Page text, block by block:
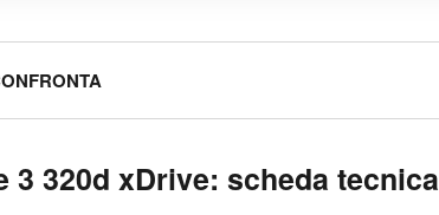
3 320d xDrive: scheda tecnica